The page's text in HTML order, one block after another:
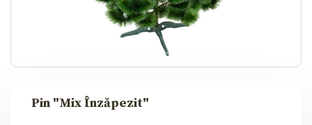
Pin "Mix Înzăpezit"